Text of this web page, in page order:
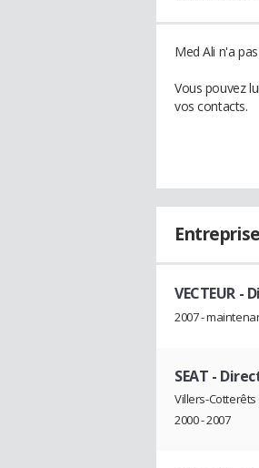
Med Ali n'a
Vous pouvez
vos contacts.
VECTEUR -
2007 -
SEAT -
Villers-Cotterêts
2000 - 2007